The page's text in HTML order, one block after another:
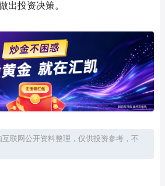
出投资决策。
联网公开资料整理，仅供投资参考，不